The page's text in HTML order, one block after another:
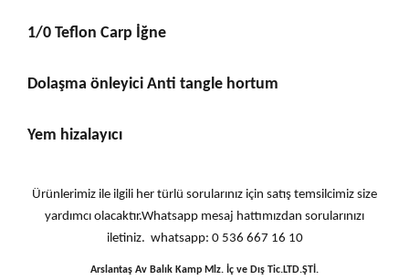
1/0 Teflon Carp İğne
Dolaşma önleyici Anti tangle hortum
Yem hizalayıcı
Ürünlerimiz ile ilgili her türlü sorularınız için satış temsilcimiz size
yardımcı olacaktır.Whatsapp mesaj hattımızdan sorularınızı
iletiniz. whatsapp: 0 536 667 16 10
Arslantaş Av Balık Kamp Mlz. İç ve Dış Tic.LTD.ŞTİ.